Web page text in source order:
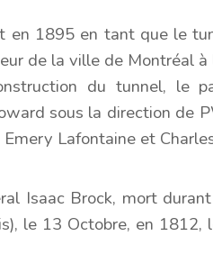
en 1895 en tant que le
de la ville de Montréal à
du tunnel, le
sous la direction de
Lafontaine et
Isaac Brock, mort
le 13 Octobre, en